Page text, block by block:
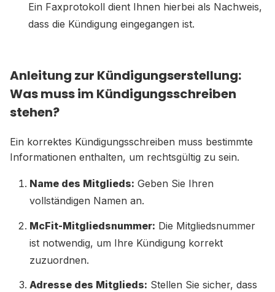
Ein Faxprotokoll dient Ihnen hierbei als Nachweis,
dass die Kündigung eingegangen ist.
Anleitung zur Kündigungserstellung:
Was muss im Kündigungsschreiben
stehen?
Ein korrektes Kündigungsschreiben muss bestimmte
Informationen enthalten, um rechtsgültig zu sein.
Name des Mitglieds: Geben Sie Ihren
vollständigen Namen an.
McFit-Mitgliedsnummer: Die Mitgliedsnummer
ist notwendig, um Ihre Kündigung korrekt
zuzuordnen.
Adresse des Mitglieds: Stellen Sie sicher, dass